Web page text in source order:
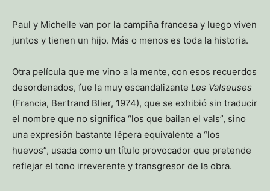
Paul y Michelle van por la campiña francesa y luego viven
juntos y tienen un hijo. Más o menos es toda la historia.
Otra película que me vino a la mente, con esos recuerdos
desordenados, fue la muy escandalizante Les Valseuses
(Francia, Bertrand Blier, 1974), que se exhibió sin traducir
el nombre que no significa “los que bailan el vals”, sino
una expresión bastante lépera equivalente a “los
huevos”, usada como un título provocador que pretende
reflejar el tono irreverente y transgresor de la obra.